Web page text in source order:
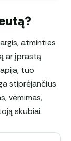
atminties
ar įprastą
tuo
stiprėjančius
vėmimas,
skubiai.